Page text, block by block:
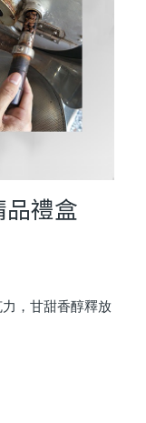
禮盒
，甘甜香醇釋放